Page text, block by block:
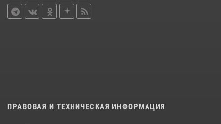
ПРАВОВАЯ И ТЕХНИЧЕСКАЯ ИНФОРМАЦИЯ